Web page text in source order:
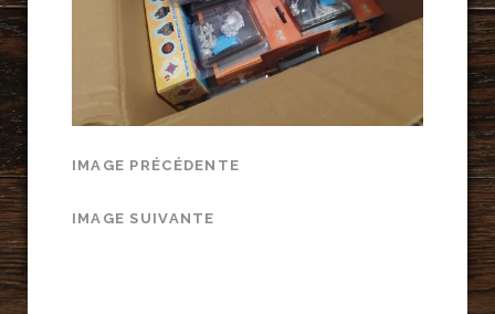
IMAGE PRÉCÉDENTE
IMAGE SUIVANTE